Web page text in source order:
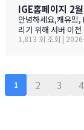
가등록 폼으로 이
교육청NORTH
Gate Bridge를 건
니다. 산·바다·숲이
안녕하세요,캐유맘,
리기 위해 서버 이
일) 오전 중 IGE 홈
1,813 회 조회 |
1 2 3 4